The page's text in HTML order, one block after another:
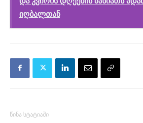
იღბალთან
წინა სტატიაში